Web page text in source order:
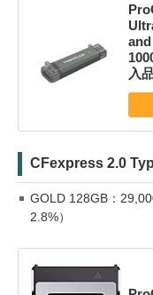
入
CFexpress 2.0
GOLD 128GB：
2.8%）